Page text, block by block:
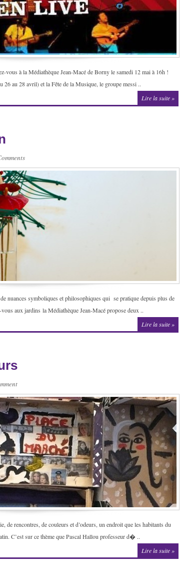
vous à la Médiathèque Jean-Macé de Borny le samedi 12 mai à 16h !
au 28 avril) et la Fête de la Musique, le groupe messi ..
Lire la suite »
nuances symboliques et philosophiques qui se pratique depuis plus de
aux jardins la Médiathèque Jean-Macé propose deux ..
Lire la suite »
de rencontres, de couleurs et d’odeurs, un endroit que les habitants du
C’est sur ce thème que Pascal Hallou professeur d� ..
Lire la suite »